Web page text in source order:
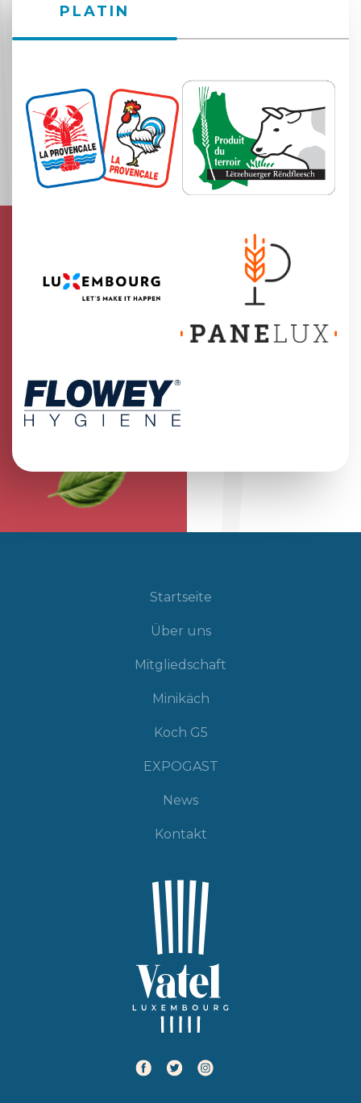
PLATIN
Startseite
Über uns
Mitgliedschaft
Minikäch
Koch G5
EXPOGAST
News
Kontakt